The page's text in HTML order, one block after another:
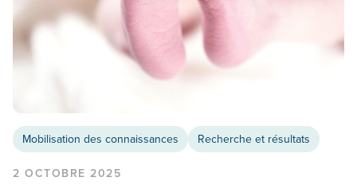
Mobilisation des connaissances Recherche et résultats
2 OCTOBRE 2025